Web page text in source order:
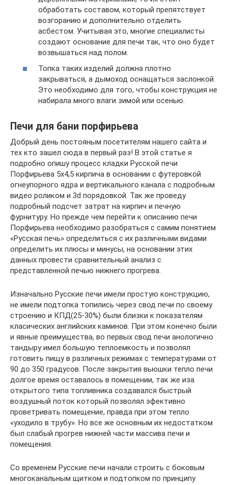
обработать составом, который препятствует
возгоранию и дополнительно отделить
асбестом. Учитывая это, многие специалисты
создают основание для печи так, что оно будет
возвышаться над полом.
Топка таких изделий должна плотно
закрываться, а дымоход оснащаться заслонкой.
Это необходимо для того, чтобы конструкция не
набирала много влаги зимой или осенью.
Печи для бани порфирьева
Добрый день постояным посетителям нашего сайта и
тех кто зашел сюда в первый раз! В этой статье я
подробно опишу процесс кладки Русской печи
Порфирьева 5х4,5 кирпича в основании с футеровкой
огнеупорного ядра и вертикального канала с подробным
видео роликом и 3d порядовкой. Так же проведу
подробный подсчет затрат на кирпич и печную
фурнитуру. Но прежде чем перейти к описанию печи
Порфирьева необходимо разобраться с самим понятием
«Русская печь» определиться с их различными видами
определить их плюсы и минусы, на основании этих
данных провести сравнительный анализ с
представленной печью нижнего прогрева.
Изначально Русские печи имели простую конструкцию,
не имели подтопка топились через свод печи по своему
строению и КПД(25-30%) были близки к показателям
класических английских каминов. При этом конечно были
и явные преимущества, во первых свод печи анологично
тандыру имел большую теплоемкость и позволял
готовить пищу в различных режимах с температурами от
90 до 350 градусов. После закрытия вьюшки тепло печи
долгое время оставалось в помещении, так же иза
открытого типа топливника создавался быстрый
воздушный поток который позволял эфективно
проветривать помещение, правда при этом тепло
«уходило в трубу». Но все же основным их недостатком
был слабый прогрев нижней части массива печи и
помещения.
Со временем Русские печи начали строить с боковым
многоканальным щитком и подтопком по принципу